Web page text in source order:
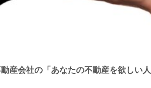
動産会社の「あなたの不動産を欲しい